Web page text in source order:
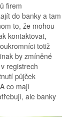
firem
do banky a tam
to, že mohou
kontaktovat,
totiž
by zmíněné
registrech
půjček
A co mají
ale banky